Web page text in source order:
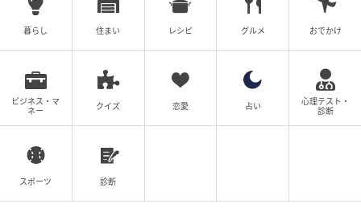
クリエイター情報
ツムママ
夫と子供と暮らしながら、主に対人トラブルなど実
体験をもとに漫画を描き、ブログで発信していま
暮らし 住まい レシピ グルメ おでかけ
ビジネス・マ
ネー
クイズ 恋愛 占い
心理テスト・
診断
スポーツ 診断